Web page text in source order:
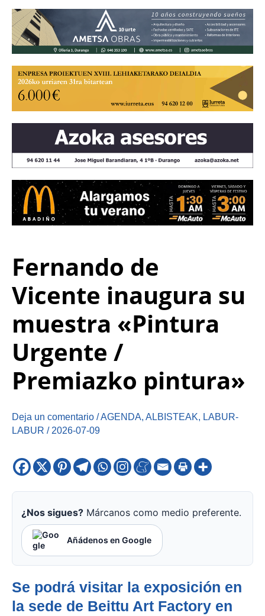
Fernando de
Vicente inaugura su
muestra «Pintura
Urgente /
Premiazko pintura»
Deja un comentario /AGENDA, ALBISTEAK, LABUR-
LABUR / 2026-07-09
¿Nos sigues? Márcanos como medio preferente.
Añádenos en Google
Se podrá visitar la exposición en
la sede de Beittu Art Factory en